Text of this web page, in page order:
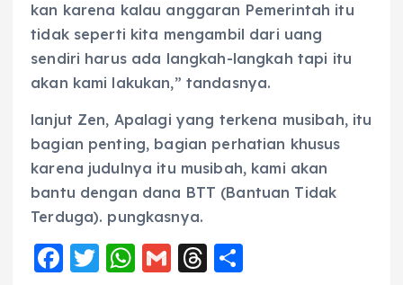
kan karena kalau anggaran Pemerintah itu
tidak seperti kita mengambil dari uang
sendiri harus ada langkah-langkah tapi itu
akan kami lakukan,” tandasnya.
lanjut Zen, Apalagi yang terkena musibah, itu
bagian penting, bagian perhatian khusus
karena judulnya itu musibah, kami akan
bantu dengan dana BTT (Bantuan Tidak
Terduga). pungkasnya.
F
T
W G T